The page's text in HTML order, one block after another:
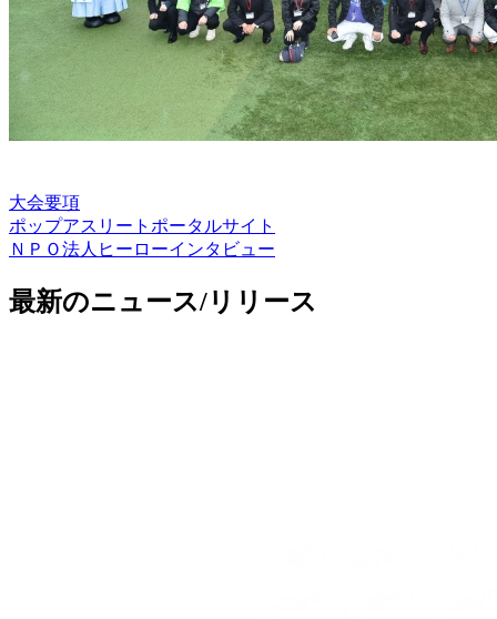
大会要項
ポップアスリートポータルサイト
ＮＰＯ法人ヒーローインタビュー
最新のニュース/リリース